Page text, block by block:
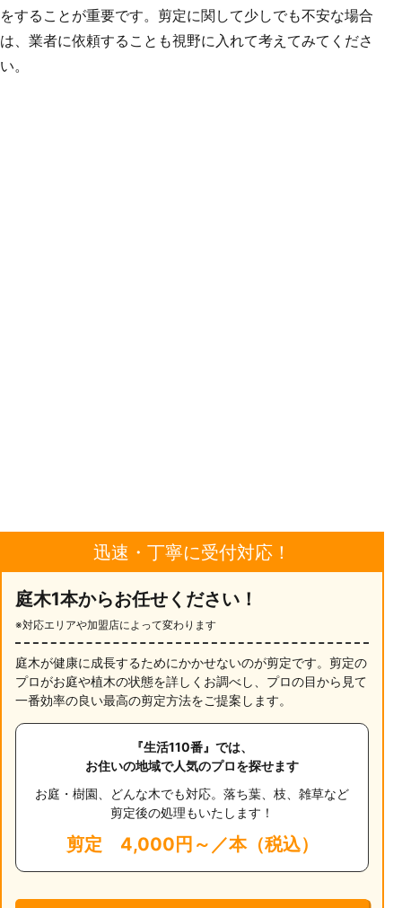
をすることが重要です。剪定に関して少しでも不安な場合
は、業者に依頼することも視野に入れて考えてみてくださ
い。
迅速・丁寧に受付対応！
庭木1本からお任せください！
※対応エリアや加盟店によって変わります
庭木が健康に成長するためにかかせないのが剪定です。剪定の
プロがお庭や植木の状態を詳しくお調べし、プロの目から見て
一番効率の良い最高の剪定方法をご提案します。
『生活110番』では、
お住いの地域で人気のプロを探せます
お庭・樹園、どんな木でも対応。落ち葉、枝、雑草など
剪定後の処理もいたします！
剪定 4,000円～／本（税込）